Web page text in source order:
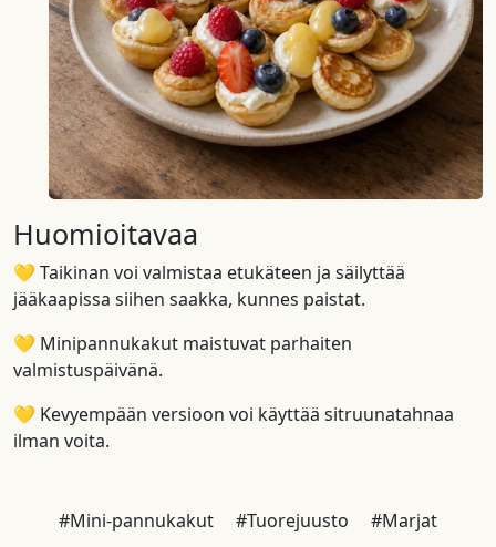
Huomioitavaa
💛 Taikinan voi valmistaa etukäteen ja säilyttää
jääkaapissa siihen saakka, kunnes paistat.
💛 Minipannukakut maistuvat parhaiten
valmistuspäivänä.
💛 Kevyempään versioon voi käyttää sitruunatahnaa
ilman voita.
#Mini-pannukakut #Tuorejuusto
#Marjat